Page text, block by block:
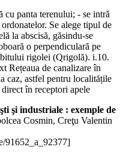
panta terenului; - se intră
Se alege tipul de
la abscisă, găsindu-se
o perpendiculară pe
rigolei (Qrigolă). i.10.
Rețeaua de canalizare în
caz, astfel pentru localitățile
în receptori apele
şi industriale : exemple de
Cosmin, Creţu Valentin
91652_a_92377]